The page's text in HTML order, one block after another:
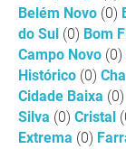
Belém Novo (0)
do Sul (0) Bom
Campo Novo (0)
Histórico (0)
Cidade Baixa (0)
Silva (0) Cristal
Extrema (0)